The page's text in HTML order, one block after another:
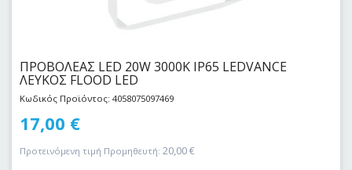
ΠΡΟΒΟΛΕΑΣ LED 20W 3000Κ IP65 LEDVANCE
ΛΕΥΚΟΣ FLOOD LED
Κωδικός Προϊόντος: 4058075097469
17,00 €
Προτεινόμενη τιμή Προμηθευτή: 20,00€